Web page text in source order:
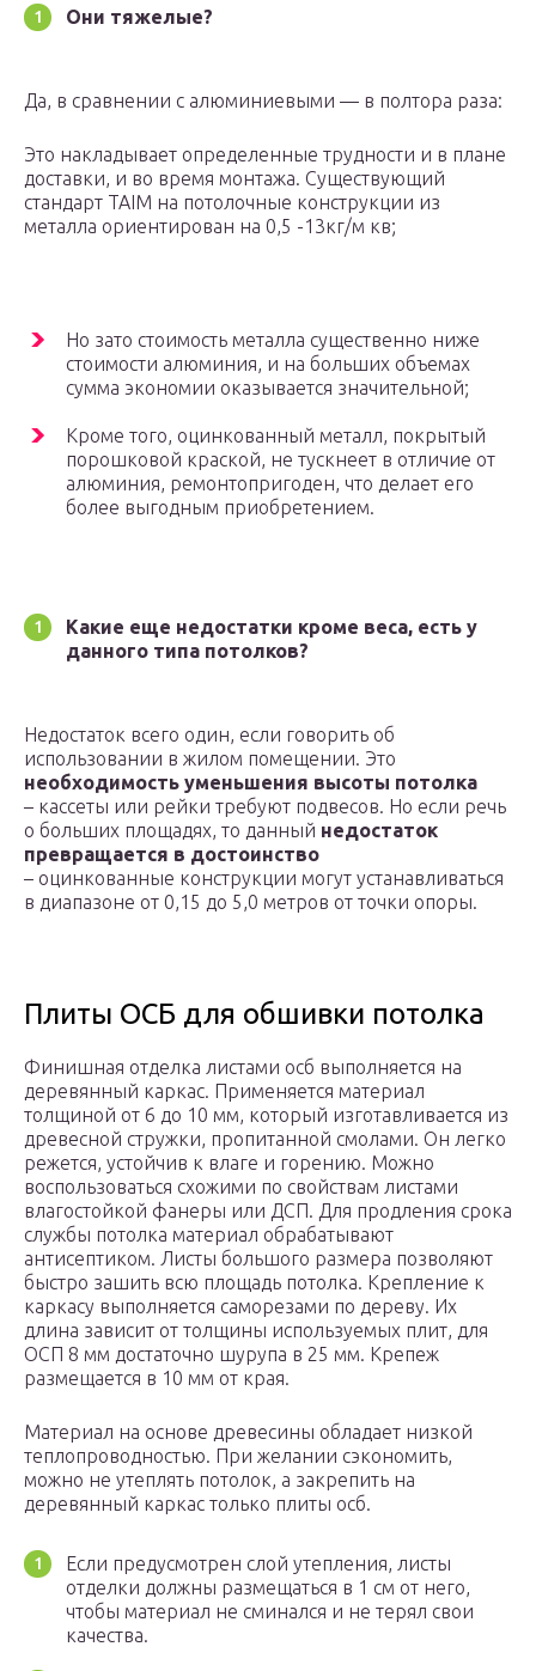
Они тяжелые?
Да, в сравнении с алюминиевыми — в полтора раза:
Это накладывает определенные трудности и в плане
доставки, и во время монтажа. Существующий
стандарт TAIM на потолочные конструкции из
металла ориентирован на 0,5 -13кг/м кв;
Но зато стоимость металла существенно ниже
стоимости алюминия, и на больших объемах
сумма экономии оказывается значительной;
Кроме того, оцинкованный металл, покрытый
порошковой краской, не тускнеет в отличие от
алюминия, ремонтопригоден, что делает его
более выгодным приобретением.
Какие еще недостатки кроме веса, есть у
данного типа потолков?
Недостаток всего один, если говорить об
использовании в жилом помещении. Это
необходимость уменьшения высоты потолка
– кассеты или рейки требуют подвесов. Но если речь
о больших площадях, то данный недостаток
превращается в достоинство
– оцинкованные конструкции могут устанавливаться
в диапазоне от 0,15 до 5,0 метров от точки опоры.
Плиты ОСБ для обшивки потолка
Финишная отделка листами осб выполняется на
деревянный каркас. Применяется материал
толщиной от 6 до 10 мм, который изготавливается из
древесной стружки, пропитанной смолами. Он легко
режется, устойчив к влаге и горению. Можно
воспользоваться схожими по свойствам листами
влагостойкой фанеры или ДСП. Для продления срока
службы потолка материал обрабатывают
антисептиком. Листы большого размера позволяют
быстро зашить всю площадь потолка. Крепление к
каркасу выполняется саморезами по дереву. Их
длина зависит от толщины используемых плит, для
ОСП 8 мм достаточно шурупа в 25 мм. Крепеж
размещается в 10 мм от края.
Материал на основе древесины обладает низкой
теплопроводностью. При желании сэкономить,
можно не утеплять потолок, а закрепить на
деревянный каркас только плиты осб.
Если предусмотрен слой утепления, листы
отделки должны размещаться в 1 см от него,
чтобы материал не сминался и не терял свои
качества.